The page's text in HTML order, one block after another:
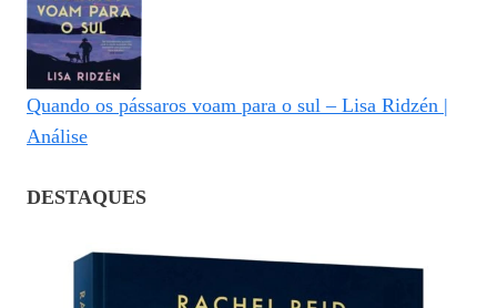
Quando os pássaros voam para o sul – Lisa Ridzén |
Análise
DESTAQUES